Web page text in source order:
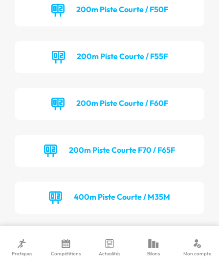
200m Piste Courte / F50F
200m Piste Courte / F55F
200m Piste Courte / F60F
200m Piste Courte F70 / F65F
400m Piste Courte / M35M
400m Piste Courte / M40M
Pratiques Compétitions Actualités Bilans Mon compte